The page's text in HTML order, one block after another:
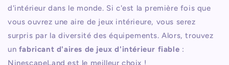
d'intérieur dans le monde. Si c'est la première fois que
vous ouvrez une aire de jeux intérieure, vous serez
surpris par la diversité des équipements. Alors, trouvez
un fabricant d'aires de jeux d'intérieur fiable :
NinescapeLand est le meilleur choix !